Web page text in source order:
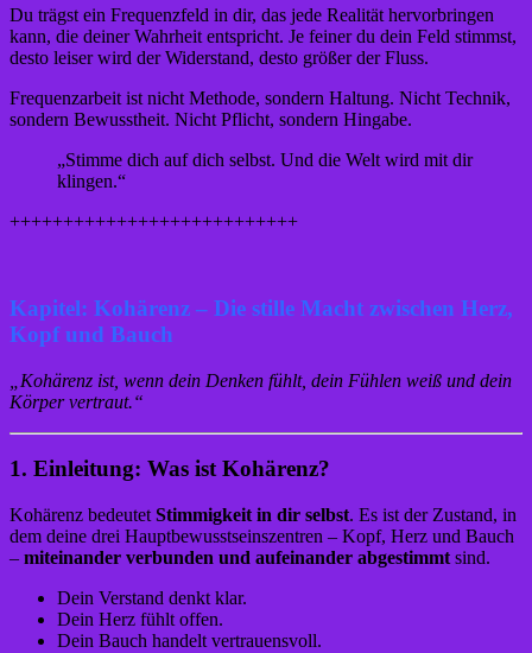
Du trägst ein Frequenzfeld in dir, das jede Realität hervorbringen
kann, die deiner Wahrheit entspricht. Je feiner du dein Feld stimmst,
desto leiser wird der Widerstand, desto größer der Fluss.
Frequenzarbeit ist nicht Methode, sondern Haltung. Nicht Technik,
sondern Bewusstheit. Nicht Pflicht, sondern Hingabe.
„Stimme dich auf dich selbst. Und die Welt wird mit dir
klingen.“
+++++++++++++++++++++++++++
Kapitel: Kohärenz – Die stille Macht zwischen Herz,
Kopf und Bauch
„Kohärenz ist, wenn dein Denken fühlt, dein Fühlen weiß und dein
Körper vertraut.“
1. Einleitung: Was ist Kohärenz?
Kohärenz bedeutet Stimmigkeit in dir selbst. Es ist der Zustand, in
dem deine drei Hauptbewusstseinszentren – Kopf, Herz und Bauch
– miteinander verbunden und aufeinander abgestimmt sind.
Dein Verstand denkt klar.
Dein Herz fühlt offen.
Dein Bauch handelt vertrauensvoll.